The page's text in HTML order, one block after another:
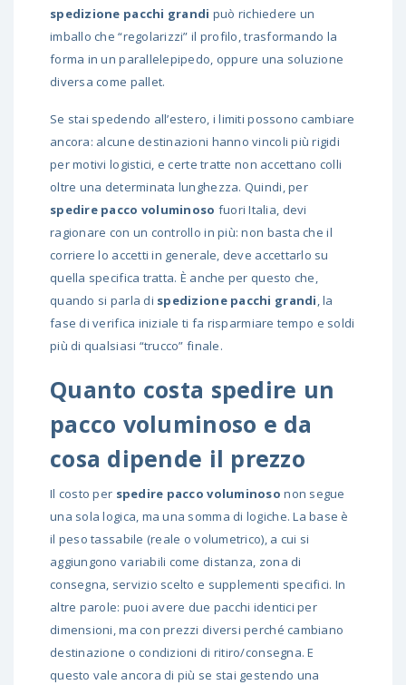
spedizione pacchi grandi può richiedere un
imballo che “regolarizzi” il profilo, trasformando la
forma in un parallelepipedo, oppure una soluzione
diversa come pallet.
Se stai spedendo all’estero, i limiti possono cambiare
ancora: alcune destinazioni hanno vincoli più rigidi
per motivi logistici, e certe tratte non accettano colli
oltre una determinata lunghezza. Quindi, per
spedire pacco voluminoso fuori Italia, devi
ragionare con un controllo in più: non basta che il
corriere lo accetti in generale, deve accettarlo su
quella specifica tratta. È anche per questo che,
quando si parla di spedizione pacchi grandi, la
fase di verifica iniziale ti fa risparmiare tempo e soldi
più di qualsiasi “trucco” finale.
Quanto costa spedire un
pacco voluminoso e da
cosa dipende il prezzo
Il costo per spedire pacco voluminoso non segue
una sola logica, ma una somma di logiche. La base è
il peso tassabile (reale o volumetrico), a cui si
aggiungono variabili come distanza, zona di
consegna, servizio scelto e supplementi specifici. In
altre parole: puoi avere due pacchi identici per
dimensioni, ma con prezzi diversi perché cambiano
destinazione o condizioni di ritiro/consegna. E
questo vale ancora di più se stai gestendo una